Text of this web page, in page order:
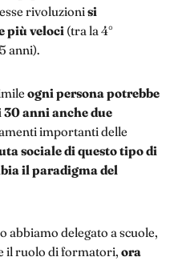
rivoluzionisi
più veloci (tra la 4°
anni).
ogni persona potrebbe
anni anche due
importanti delle
sociale di questo tipo di
il paradigma del
abbiamo delegato a scuole,
il ruolo di formatori, ora